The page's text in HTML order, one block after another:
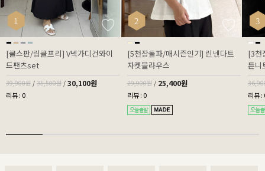
1
[쿨스판/링클프리] V넥가디건와이
드팬츠set
39,900원 / 35,500원 / 30,100원
리뷰 : 0
2
[5천장돌파/매시즌인기] 린넨다트
자켓블라우스
29,900원 / 25,400원
리뷰 : 0
3
[3천
튼니
리뷰 :